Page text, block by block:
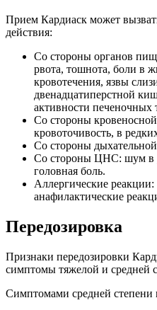
Прием Кардиаск может
действия:
Со стороны органов
рвота, тошнота, боли в
кровотечения, язвы
двенадцатиперстной
активности печеночных
Со стороны
кровоточивость, в
Со стороны
Со стороны ЦНС: шум в
головная боль.
Аллергические
анафилактические
Передозировка
Признаки передозировки
симптомы тяжелой и средней
Симптомами средней степени